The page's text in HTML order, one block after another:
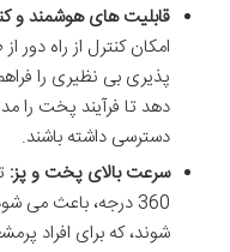
قابلیت های هوشمند و
امکان کنترل از راه دور
پذیری بی نظیری را
دهد تا فرآیند پخت را
دسترسی داشته باشند.
سرعت بالای پخت و پز:
360 درجه، باعث می
شوند، که برای افراد